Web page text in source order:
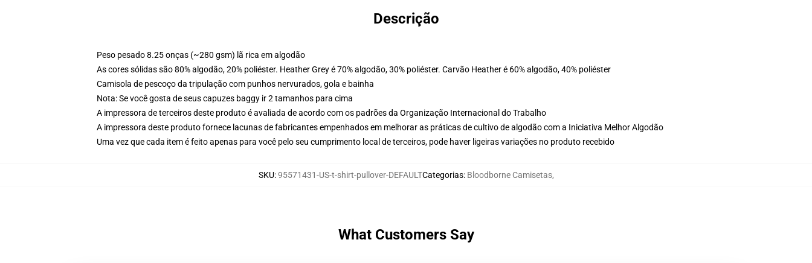
Descrição
Peso pesado 8.25 onças (~280 gsm) lã rica em algodão
As cores sólidas são 80% algodão, 20% poliéster. Heather Grey é 70% algodão, 30% poliéster. Carvão Heather é 60% algodão, 40% poliéster
Camisola de pescoço da tripulação com punhos nervurados, gola e bainha
Nota: Se você gosta de seus capuzes baggy ir 2 tamanhos para cima
A impressora de terceiros deste produto é avaliada de acordo com os padrões da Organização Internacional do Trabalho
A impressora deste produto fornece lacunas de fabricantes empenhados em melhorar as práticas de cultivo de algodão com a Iniciativa Melhor Algodão
Uma vez que cada item é feito apenas para você pelo seu cumprimento local de terceiros, pode haver ligeiras variações no produto recebido
SKU:95571431-US-t-shirt-pullover-DEFAULTCategorias: Bloodborne Camisetas,
What Customers Say